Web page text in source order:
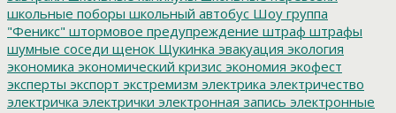
школьные поборы школьный автобус Шоу группа
"Феникс" штормовое предупреждение штраф штрафы
шумные соседи щенок Щукинка эвакуация экология
экономика экономический кризис экономия экофест
эксперты экспорт экстремизм электрика электричество
электричка электрички электронная запись электронные